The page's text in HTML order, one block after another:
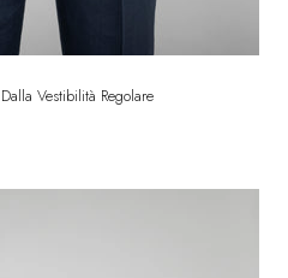
Vestibilità Regolare